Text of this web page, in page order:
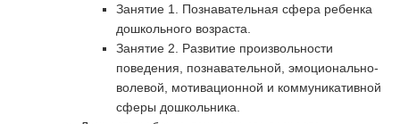
Занятие 1. Познавательная сфера ребенка
дошкольного возраста.
Занятие 2. Развитие произвольности
поведения, познавательной, эмоционально-
волевой, мотивационной и коммуникативной
сферы дошкольника.